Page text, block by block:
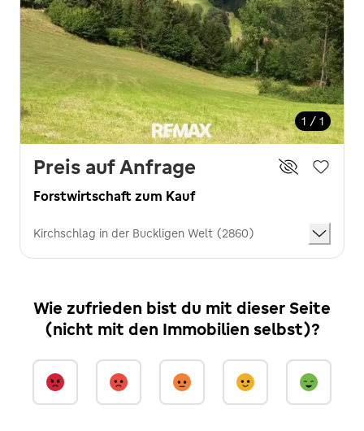
1 / 1
Preis auf Anfrage
Forstwirtschaft zum Kauf
Kirchschlag in der Buckligen Welt (2860)
Wie zufrieden bist du mit dieser Seite
(nicht mit den Immobilien selbst)?